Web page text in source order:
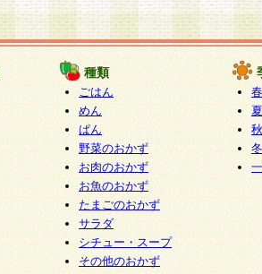
種類
ごはん
めん
ぱん
野菜のおかず
お肉のおかず
お魚のおかず
たまごのおかず
サラダ
シチュー・スープ
その他のおかず
春
夏
秋
冬